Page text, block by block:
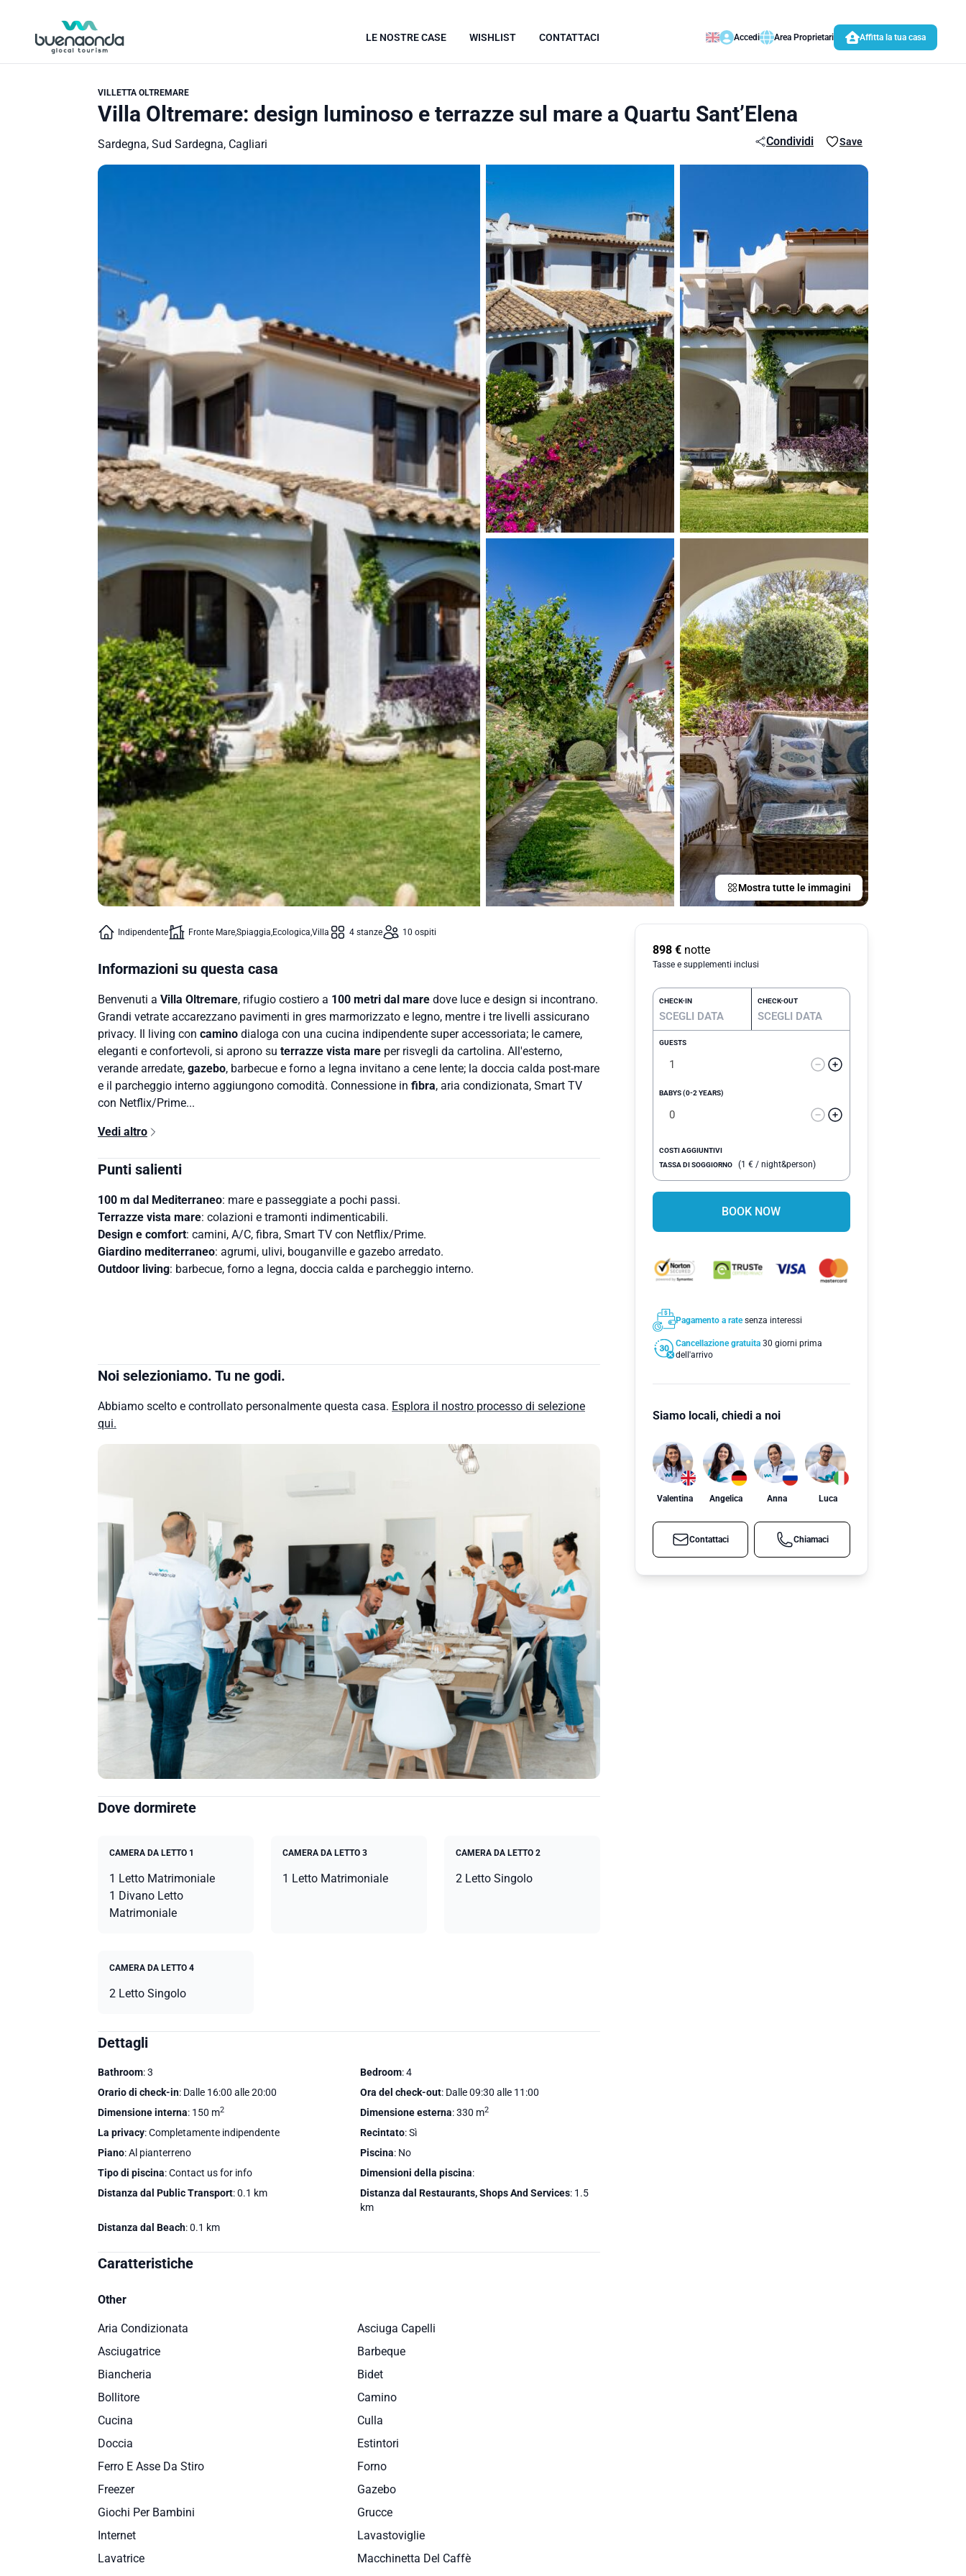
LE NOSTRE CASE WISHLIST CONTATTACI Accedi Area Proprietari Affitta la tua casa
VILLETTA OLTREMARE
Villa Oltremare: design luminoso e terrazze sul mare a Quartu Sant’Elena
Sardegna, Sud Sardegna, Cagliari Condividi Save
Mostra tutte le immagini
Indipendente Fronte MareSpiaggia Ecologica Villa 4 stanze 10 ospiti
Informazioni su questa casa
Benvenuti a Villa Oltremare, rifugio costiero a 100 metri dal mare dove luce e design si incontrano.
Grandi vetrate accarezzano pavimenti in gres marmorizzato e legno, mentre i tre livelli assicurano
privacy. Il living con camino dialoga con una cucina indipendente super accessoriata; le camere,
eleganti e confortevoli, si aprono su terrazze vista mare per risvegli da cartolina. All'esterno,
verande arredate, gazebo, barbecue e forno a legna invitano a cene lente; la doccia calda post‑mare
e il parcheggio interno aggiungono comodità. Connessione in fibra, aria condizionata, Smart TV
con Netflix/Prime...
Vedi altro
Punti salienti
100 m dal Mediterraneo: mare e passeggiate a pochi passi.
Terrazze vista mare: colazioni e tramonti indimenticabili.
Design e comfort: camini, A/C, fibra, Smart TV con Netflix/Prime.
Giardino mediterraneo: agrumi, ulivi, bouganville e gazebo arredato.
Outdoor living: barbecue, forno a legna, doccia calda e parcheggio interno.
Noi selezioniamo. Tu ne godi.
Abbiamo scelto e controllato personalmente questa casa. Esplora il nostro processo di selezione
qui.
Dove dormirete
CAMERA DA LETTO 1
1 Letto Matrimoniale
1 Divano Letto
Matrimoniale
CAMERA DA LETTO 3
1 Letto Matrimoniale
CAMERA DA LETTO 2
2 Letto Singolo
CAMERA DA LETTO 4
2 Letto Singolo
Dettagli
Bathroom: 3 Bedroom: 4
Orario di check-in: Dalle 16:00 alle 20:00 Ora del check-out: Dalle 09:30 alle 11:00
Dimensione interna: 150 m2 Dimensione esterna: 330 m2
La privacy: Completamente indipendente Recintato: Sì
Piano: Al pianterreno Piscina: No
Tipo di piscina: Contact us for info Dimensioni della piscina:
Distanza dal Public Transport: 0.1 km Distanza dal Restaurants, Shops And Services: 1.5
km
Distanza dal Beach: 0.1 km
Caratteristiche
Other
Aria Condizionata
Asciuga Capelli
Asciugatrice
Barbeque
Biancheria
Bidet
Bollitore
Camino
Cucina
Culla
Doccia
Estintori
Ferro E Asse Da Stiro
Forno
Freezer
Gazebo
Giochi Per Bambini
Grucce
Internet
Lavastoviglie
Lavatrice
Macchinetta Del Caffè
898 € notte
Tasse e supplementi inclusi
CHECK-IN CHECK-OUT
GUESTS
BABYS (0-2 YEARS)
COSTI AGGIUNTIVI
TASSA DI SOGGIORNO
(1 €/ night&person)
BOOK NOW
Pagamento a ratesenza interessi
Cancellazione gratuita30 giorni prima
dell'arrivo
Siamo locali, chiedi a noi
Valentina Angelica Anna Luca
Contattaci Chiamaci